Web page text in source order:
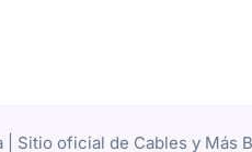
Sitio oficial de Cables y Más